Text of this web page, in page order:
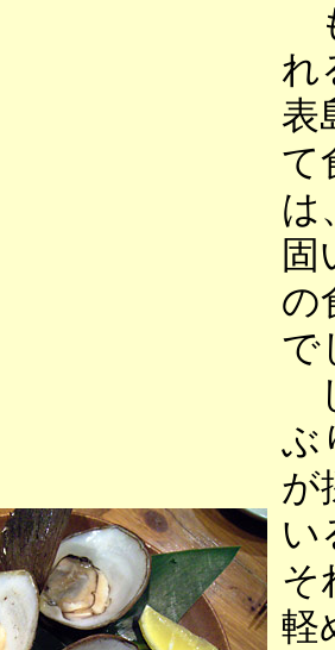
れ
表
て
は
固
の
で
ぶ
が
い
そ
軽